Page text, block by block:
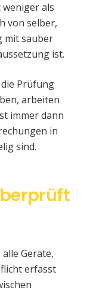
als
von selber,
mit sauber
ist.
Prüfung
arbeiten
immer dann
in
sind.
Geräte,
erfasst